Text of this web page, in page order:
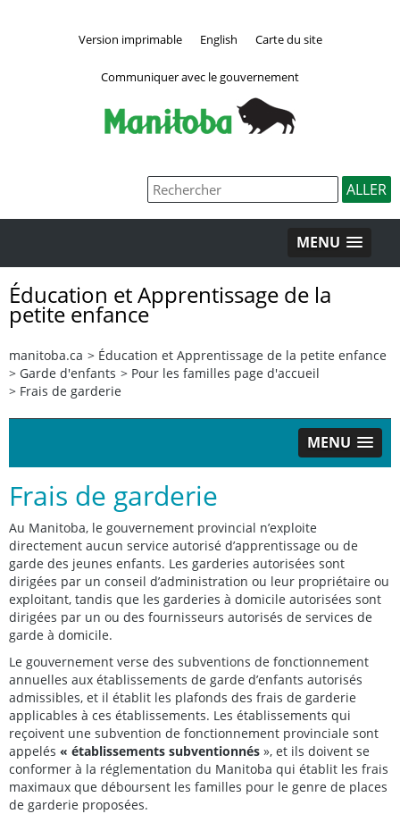
Version imprimable English Carte du site
Communiquer avec le gouvernement
MENU
Éducation et Apprentissage de la
petite enfance
manitoba.ca > Éducation et Apprentissage de la petite enfance
> Garde d'enfants > Pour les familles page d'accueil
> Frais de garderie
MENU
Frais de garderie
Au Manitoba, le gouvernement provincial n’exploite
directement aucun service autorisé d’apprentissage ou de
garde des jeunes enfants. Les garderies autorisées sont
dirigées par un conseil d’administration ou leur propriétaire ou
exploitant, tandis que les garderies à domicile autorisées sont
dirigées par un ou des fournisseurs autorisés de services de
garde à domicile.
Le gouvernement verse des subventions de fonctionnement
annuelles aux établissements de garde d’enfants autorisés
admissibles, et il établit les plafonds des frais de garderie
applicables à ces établissements. Les établissements qui
reçoivent une subvention de fonctionnement provinciale sont
appelés « établissements subventionnés », et ils doivent se
conformer à la réglementation du Manitoba qui établit les frais
maximaux que déboursent les familles pour le genre de places
de garderie proposées.